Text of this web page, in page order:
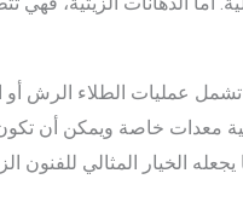
تشمل عمليات الطلاء الرش
معدات خاصة ويمكن أن
الخيار المثالي للفنون